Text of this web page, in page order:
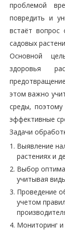
проблемой
повредить и
встаёт вопрос
садовых
Основной
здоровья
этом важно
среды,
эффективные
Задачи
Выявление
растениях и
Выбор
учитывая
Проведение
учетом
Мониторинг